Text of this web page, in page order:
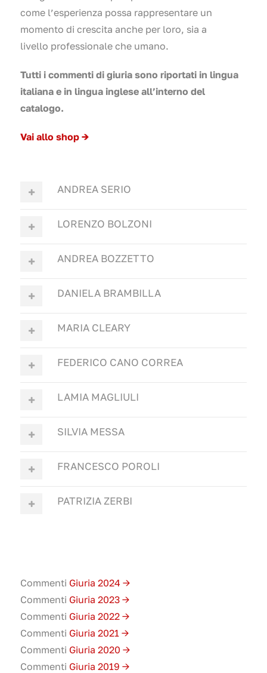
come l’esperienza possa rappresentare un
momento di crescita anche per loro, sia a
livello professionale che umano.
Tutti i commenti di giuria sono riportati in lingua
italiana e in lingua inglese all’interno del
catalogo.
Vai allo shop →
ANDREA SERIO
LORENZO BOLZONI
ANDREA BOZZETTO
DANIELA BRAMBILLA
MARIA CLEARY
FEDERICO CANO CORREA
LAMIA MAGLIULI
SILVIA MESSA
FRANCESCO POROLI
PATRIZIA ZERBI
Commenti Giuria 2024 →
Commenti Giuria 2023 →
Commenti Giuria 2022 →
Commenti Giuria 2021 →
Commenti Giuria 2020 →
Commenti Giuria 2019 →